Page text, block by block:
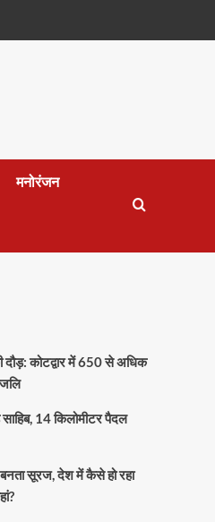
मनोरंजन
दौड़: कोटद्वार में 650 से अधिक
14 किलोमीटर पैदल
सूरज, देश में कैसे हो रहा